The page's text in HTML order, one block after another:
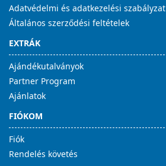
Adatvédelmi és adatkezelési szabályzat
Általános szerződési feltételek
EXTRÁK
Ajándékutalványok
Partner Program
Ajánlatok
FIÓKOM
Fiók
Rendelés követés